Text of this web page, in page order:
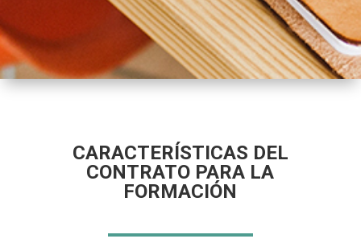
CARACTERÍSTICAS DEL
CONTRATO PARA LA
FORMACIÓN